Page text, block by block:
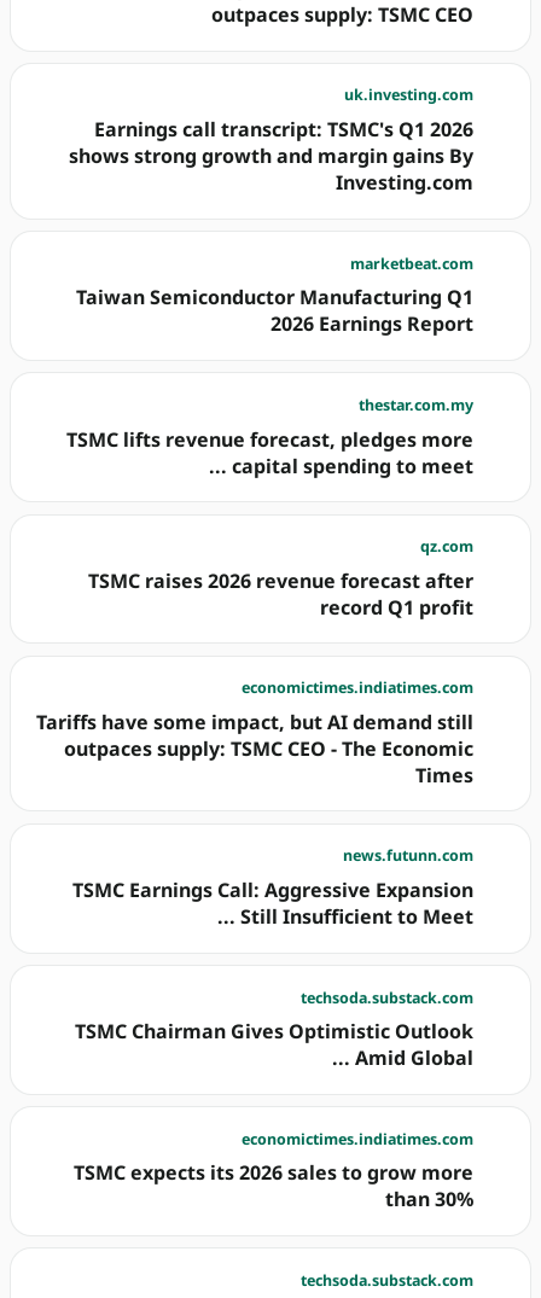
outpaces supply: TSMC CEO
uk.investing.com
Earnings call transcript: TSMC's Q1 2026
shows strong growth and margin gains By
Investing.com
marketbeat.com
Taiwan Semiconductor Manufacturing Q1
2026 Earnings Report
thestar.com.my
TSMC lifts revenue forecast, pledges more
capital spending to meet ...
qz.com
TSMC raises 2026 revenue forecast after
record Q1 profit
economictimes.indiatimes.com
Tariffs have some impact, but AI demand still
outpaces supply: TSMC CEO - The Economic
Times
news.futunn.com
TSMC Earnings Call: Aggressive Expansion
Still Insufficient to Meet ...
techsoda.substack.com
TSMC Chairman Gives Optimistic Outlook
Amid Global ...
economictimes.indiatimes.com
TSMC expects its 2026 sales to grow more
than 30%
techsoda.substack.com